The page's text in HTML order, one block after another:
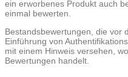
ein erworbenes Produkt auch
einmal bewerten.
Bestandsbewertungen, die vor
Einführung von
mit einem Hinweis versehen,
Bewertungen handelt.